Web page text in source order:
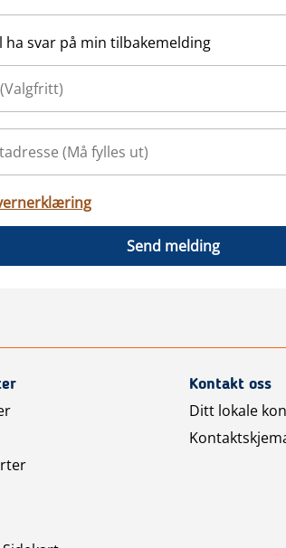
ha svar på min tilbakemelding
Send melding
Kontakt oss
Ditt lokale